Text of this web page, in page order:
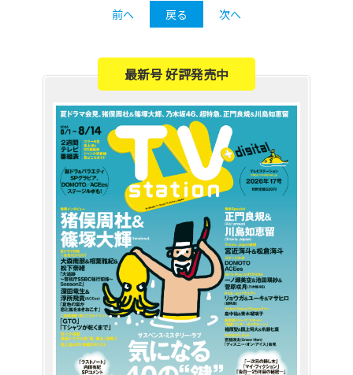
前へ 戻る 次へ
最新号 好評発売中